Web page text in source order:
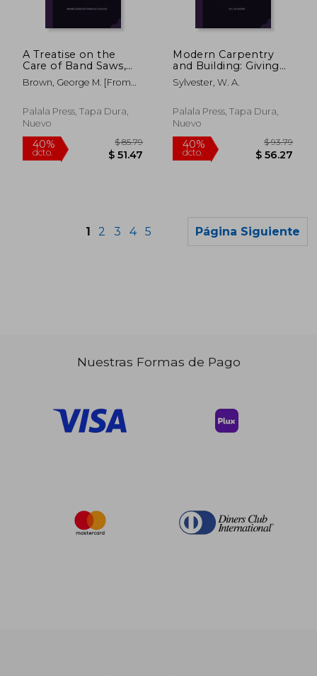
$ 375.24
A Treatise on the
Care of Band Saws,
Giving the Reasons of
Saws Cracking, and
Including a Partial List
of the Users of Band
Brown, George M. [From
Palala Press, Tapa Dura,
Nuevo
Modern Carpentry
and Building: Giving
Methods of
Obtaining the Various
(en Inglés)
Sylvester, W. A.
Palala Press, Tapa Dura,
Nuevo
1 2 3 4 5 Página Siguiente
Nuestras Formas de Pago